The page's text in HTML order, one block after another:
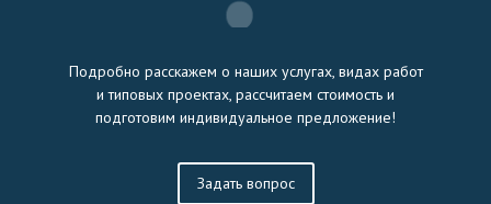
Подробно расскажем о наших услугах, видах работ
и типовых проектах, рассчитаем стоимость и
подготовим индивидуальное предложение!
Задать вопрос